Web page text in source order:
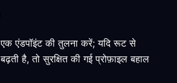
एंडपॉइंट की तुलना करें; यदि रूट से
है, तो सुरक्षित की गई प्रोफ़ाइल बहाल